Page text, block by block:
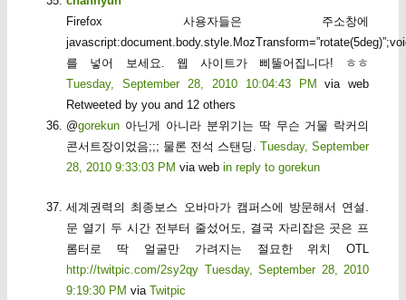
Firefox 사용자들은 주소창에
를 넣어 보세요. 웹 사이트가 삐뚤어집니다! ㅎㅎ
Tuesday, September 28, 2010 10:04:43 PM
via web
Retweeted by you and 12 others
@gorekun 아닌게 아니라 분위기는 딱 무슨 거물 락커의
콘서트장이었음;;; 물론 전석 스탠딩.Tuesday, September
28, 2010 9:33:03 PM via webin reply to gorekun
세계권력의 최종보스 오바마가 캠퍼스에 방문해서 연설.
문 열기 두 시간 전부터 줄섰어도, 결국 자리잡은 곳은 프
롬터로 딱 얼굴만 가려지는 절묘한 위치 OTL
http://twitpic.com/2sy2qy Tuesday, September 28, 2010
9:19:30 PM viaTwitpic